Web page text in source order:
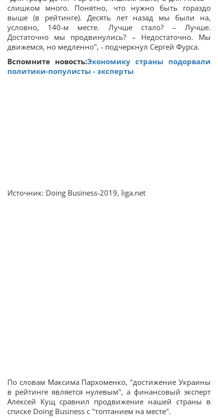
слишком много. Понятно, что нужно быть гораздо
выше (в рейтинге). Десять лет назад мы были на,
условно, 140-м месте. Лучше стало? – Лучше.
Достаточно мы продвинулись? – Недостаточно. Мы
движемся, но медленно", - подчеркнул Сергей Фурса.
Вспомните новость:Экономику страны подорвали
политики-популисты - эксперты
Источник: Doing Business-2019, liga.net
По словам Максима Пархоменко, "достижение Украины
в рейтинге является нулевым", а финансовый эксперт
Алексей Кущ сравнил продвижение нашей страны в
списке Doing Business с "топтанием на месте".